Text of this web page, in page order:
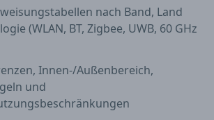
nach Band, Land
(WLAN, BT, Zigbee, UWB, 60 GHz
Innen-/Außenbereich,
und